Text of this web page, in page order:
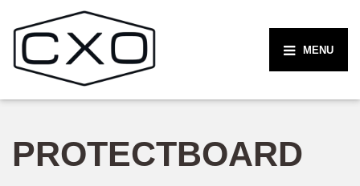
MENU
PROTECTBOARD